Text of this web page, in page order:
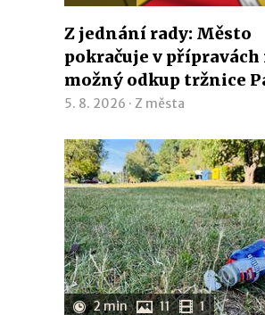
Z jednání rady: Město
pokračuje v přípravách
možný odkup tržnice
5. 8. 2026 · Z města
2 min 11 1